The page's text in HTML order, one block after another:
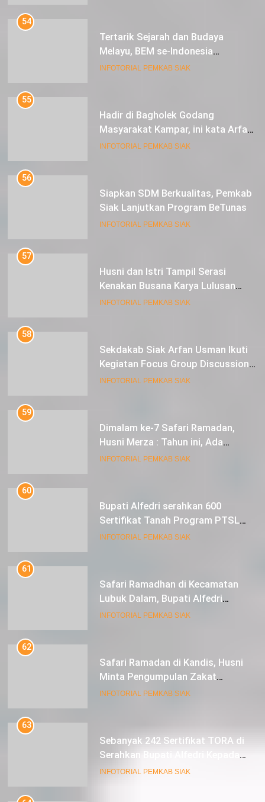
54
Tertarik Sejarah dan Budaya
Melayu, BEM se-Indonesia
Berkunjung ke Kabupaten Siak
INFOTORIAL PEMKAB SIAK
55
Hadir di Bagholek Godang
Masyarakat Kampar, ini kata Arfan
Usman
INFOTORIAL PEMKAB SIAK
56
Siapkan SDM Berkualitas, Pemkab
Siak Lanjutkan Program BeTunas
INFOTORIAL PEMKAB SIAK
57
Husni dan Istri Tampil Serasi
Kenakan Busana Karya Lulusan
SMK Pariwisata Siak, di Lancang
INFOTORIAL PEMKAB SIAK
58
Sekdakab Siak Arfan Usman Ikuti
Kegiatan Focus Group Discussion
Tentang Kebijakan Penganggaran
INFOTORIAL PEMKAB SIAK
59
Dimalam ke-7 Safari Ramadan,
Husni Merza : Tahun ini, Ada
Perbaikan Jalan Lintas Siak ke
INFOTORIAL PEMKAB SIAK
60
Bupati Alfedri serahkan 600
Sertifikat Tanah Program PTSL
kepada Masyarakat Tualang
INFOTORIAL PEMKAB SIAK
61
Safari Ramadhan di Kecamatan
Lubuk Dalam, Bupati Alfedri
Mengingatkan Masyarakat
INFOTORIAL PEMKAB SIAK
62
Safari Ramadan di Kandis, Husni
Minta Pengumpulan Zakat
Meningkat
INFOTORIAL PEMKAB SIAK
63
Sebanyak 242 Sertifikat TORA di
Serahkan Bupati Alfedri Kepada
Masyarakat Kerinci Kiri
INFOTORIAL PEMKAB SIAK